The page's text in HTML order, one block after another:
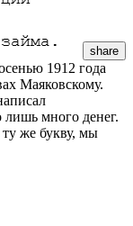
share
1912 года
Маяковскому.
лишь много денег.
же букву, мы